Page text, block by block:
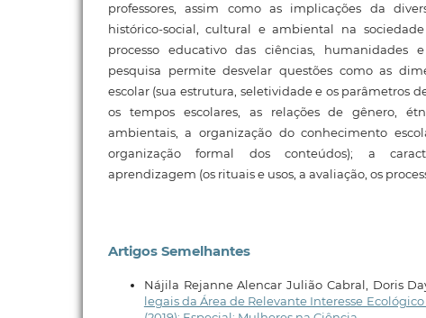
professores, assim como as implicações da
histórico-social, cultural e ambiental na
processo educativo das ciências, humanidades
pesquisa permite desvelar questões como as
escolar (sua estrutura, seletividade e os parâmetros
os tempos escolares, as relações de gênero,
ambientais, a organização do conhecimento
organização formal dos conteúdos); a
aprendizagem (os rituais e usos, a avaliação, os
Artigos Semelhantes
Nájila Rejanne Alencar Julião Cabral, Doris
legais da Área de Relevante Interesse